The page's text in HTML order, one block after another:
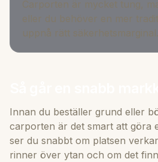
Carporten är mycket tung,
eller du behöver en mer
uppnå rätt säkerhetsmarginal.
Innan du beställer grund eller
carporten är det smart att göra
ser du snabbt om platsen
rinner över ytan och om det